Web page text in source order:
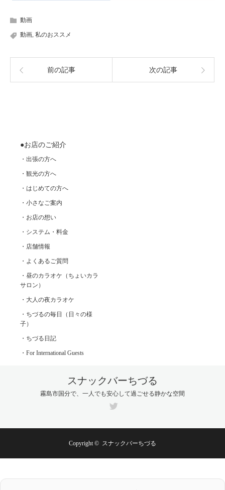
動画
動画, 私のおススメ
前の記事 次の記事
●お店のご紹介
・出張の方へ
・観光の方へ
・はじめての方へ
・小さなご案内
・お店の想い
・システム・料金
・店舗情報
・よくあるご質問
・昼のカラオケ（ちょいカラ
サロン）
・大人の夜カラオケ
・ちづるの毎日（日々の様
子）
・ちづる日記
・For International Guests
スナックバーちづる
霧島市国分で、一人でも安心して過ごせる静かな空間
Copyright © スナックバーちづる